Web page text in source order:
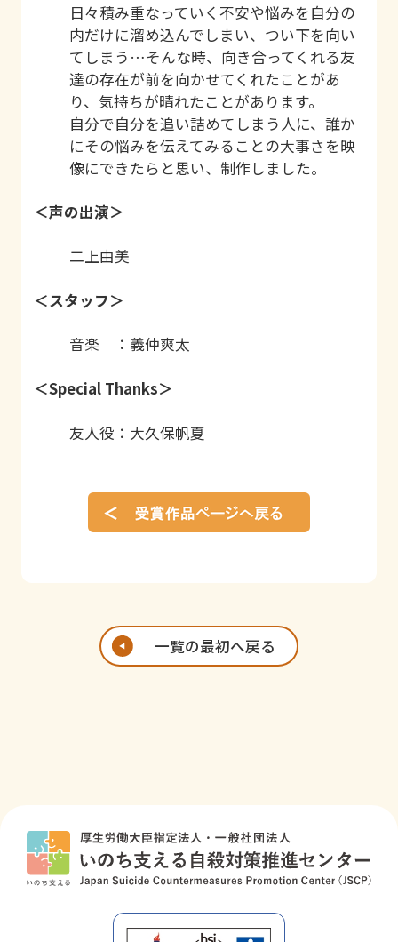
日々積み重なっていく不安や悩みを自分の
内だけに溜め込んでしまい、つい下を向い
てしまう…そんな時、向き合ってくれる友
達の存在が前を向かせてくれたことがあ
り、気持ちが晴れたことがあります。
自分で自分を追い詰めてしまう人に、誰か
にその悩みを伝えてみることの大事さを映
像にできたらと思い、制作しました。
＜声の出演＞
二上由美
＜スタッフ＞
音楽 ：義仲爽太
＜Special Thanks＞
友人役：大久保帆夏
一覧の最初へ戻る